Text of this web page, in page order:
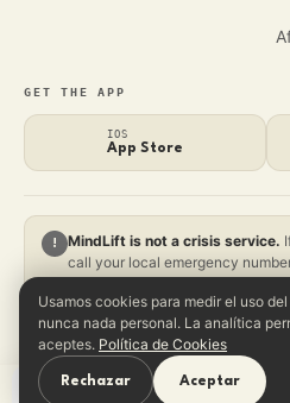
GET THE APP
IOS
App Store
! MindLift is not a crisis service.
call your local emergency
© 2026 MindLift. All rights reserved.
Built on the Beck Institute's CBT
Usamos cookies para medir el uso
nunca nada personal. La analítica
aceptes. Política de Cookies
Rechazar Aceptar